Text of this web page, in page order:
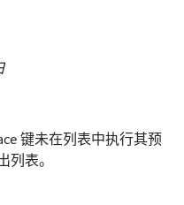
键未在列表中执行其预
表。